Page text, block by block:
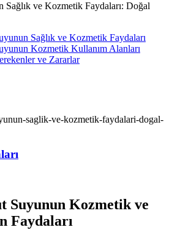
Sağlık ve Kozmetik Faydaları: Doğal
Sağlık ve Kozmetik Faydaları
Kozmetik Kullanım Alanları
ve Zararlar
saglik-ve-kozmetik-faydalari-dogal-
Suyunun Kozmetik ve
Faydaları